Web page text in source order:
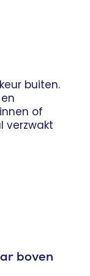
buiten.
of
verzwakt
boven